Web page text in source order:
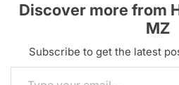
Discover more from
MZ
Subscribe to get the latest
Type your email…